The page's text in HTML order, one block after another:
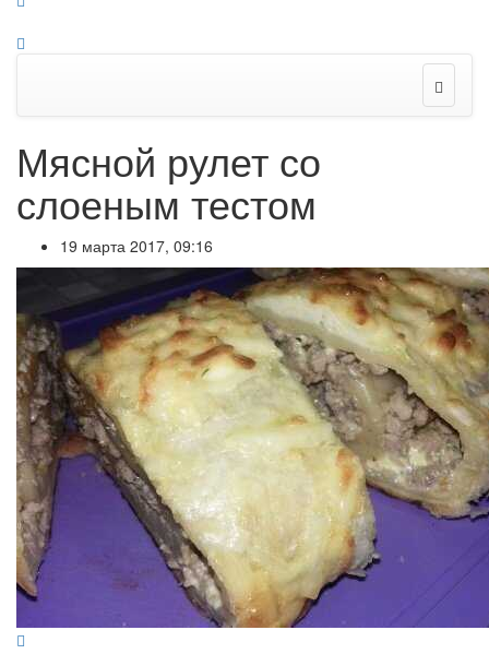
Мясной рулет со
слоеным тестом
19 марта 2017, 09:16